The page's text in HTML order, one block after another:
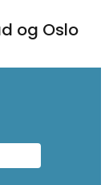
og Oslo